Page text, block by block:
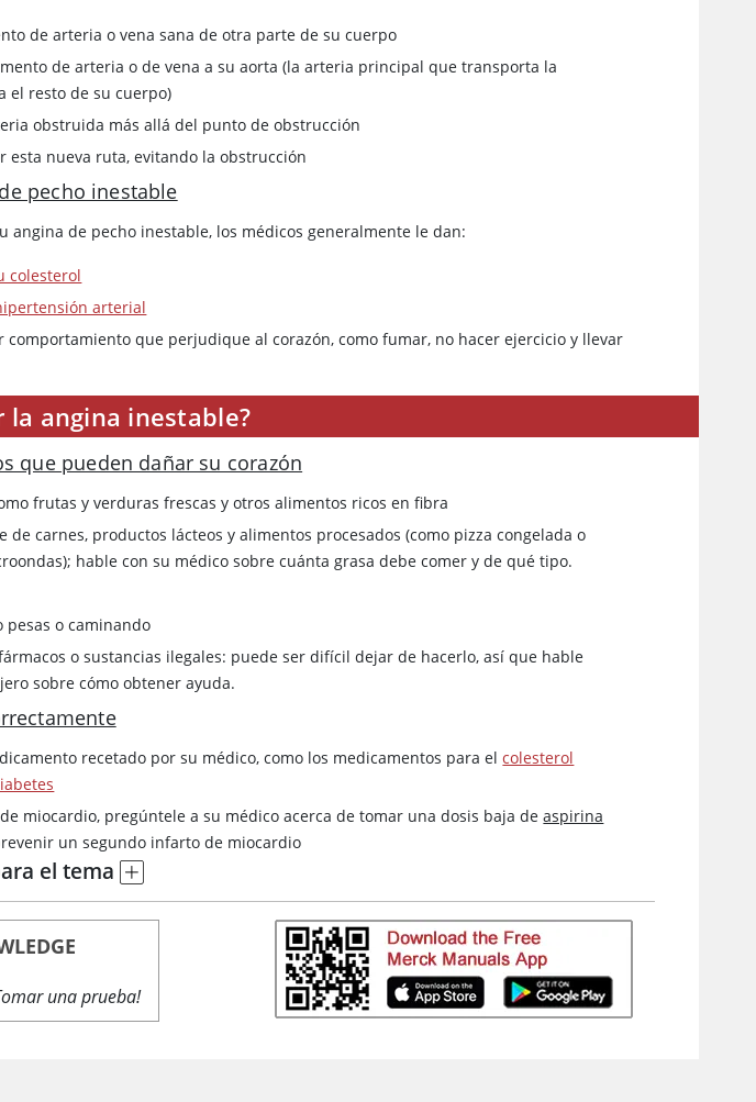
de arteria o vena sana de otra parte de su cuerpo
de arteria o de vena a su aorta (la arteria principal que transporta la
el resto de su cuerpo)
obstruida más allá del punto de obstrucción
esta nueva ruta, evitando la obstrucción
pecho inestable
angina de pecho inestable, los médicos generalmente le dan:
colesterol
arterial
que perjudique al corazón, como fumar, no hacer ejercicio y llevar
la angina inestable?
que pueden dañar su corazón
frutas y verduras frescas y otros alimentos ricos en fibra
de carnes, productos lácteos y alimentos procesados (como pizza congelada o
hable con su médico sobre cuánta grasa debe comer y de qué tipo.
pesas o caminando
o sustancias ilegales: puede ser difícil dejar de hacerlo, así que hable
sobre cómo obtener ayuda.
recetado por su médico, como los medicamentos para elcolesterol
miocardio, pregúntele a su médico acerca de tomar una dosis baja deaspirina
un segundo infarto de miocardio
el tema
una prueba!